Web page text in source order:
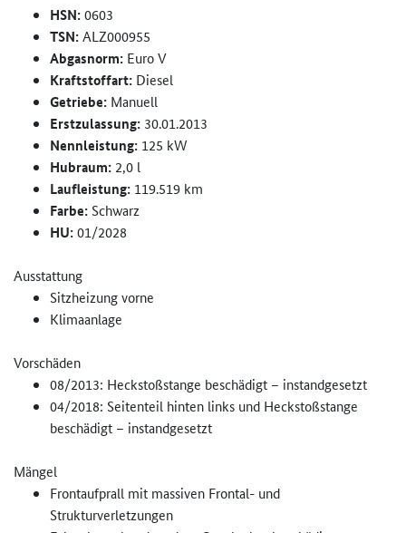
HSN:0603
TSN:ALZ000955
Abgasnorm: Euro V
Kraftstoffart: Diesel
Getriebe: Manuell
Erstzulassung: 30.01.2013
Nennleistung: 125 kW
Hubraum: 2,0 l
Laufleistung: 119.519 km
Farbe: Schwarz
HU:01/2028
Ausstattung
Sitzheizung vorne
Klimaanlage
Vorschäden
08/2013: Heckstoßstange beschädigt – instandgesetzt
04/2018: Seitenteil hinten links und Heckstoßstange
beschädigt – instandgesetzt
Mängel
Frontaufprall mit massiven Frontal- und
Strukturverletzungen